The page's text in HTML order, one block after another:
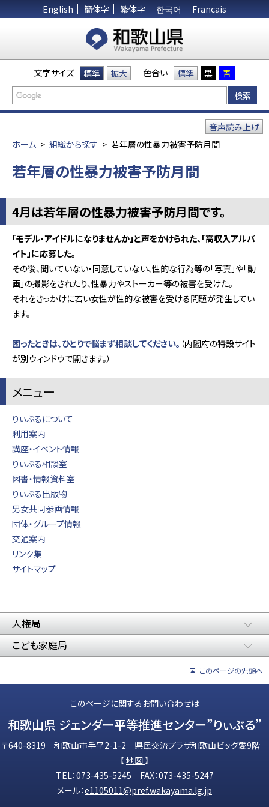
English 簡体字 繁体字 한국어 Francais
文字サイズ 標準 拡大 色合い 標準 黒 青
ホーム > 組織から探す > 若年層の性暴力被害予防月間
音声読み上げ
若年層の性暴力被害予防月間
4月は若年層の性暴力被害予防月間です。
「モデル・アイドルになりませんか」と声をかけられた、「高収入アルバ
イト」に応募した。
その後、聞いていない・同意していない、性的な行為等の「写真」や「動
画」の撮影をされたり、性暴力やストーカー等の被害を受けた。
それをきっかけに若い女性が性的な被害を受ける問題が発生してい
ます。
困ったときは、ひとりで悩まず相談してください。 （内閣府の特設サイト
が別ウィンドウで開きます。）
メニュー
りぃぶるについて
利用案内
講座・イベント情報
りぃぶる相談室
図書・情報資料室
りぃぶる出版物
男女共同参画情報
団体・グループ情報
交通案内
リンク集
サイトマップ
人権局
こども家庭局
このページの先頭へ
このページに関するお問い合わせは
和歌山県 ジェンダー平等推進センター”りぃぶる”
〒640-8319 和歌山市手平2-1-2 県民交流プラザ和歌山ビッグ愛9階
【地図】
TEL：073-435-5245 FAX：073-435-5247
メール：e1105011@pref.wakayama.lg.jp